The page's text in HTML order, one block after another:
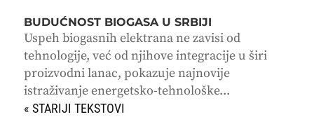
BUDUĆNOST BIOGASA U SRBIJI
Uspeh biogasnih elektrana ne zavisi od
tehnologije, već od njihove integracije u širi
proizvodni lanac, pokazuje najnovije
istraživanje energetsko-tehnološke...
« STARIJI UNOSI